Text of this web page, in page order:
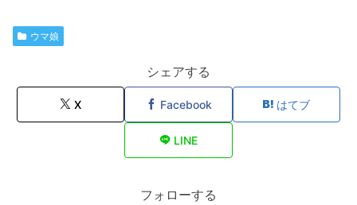
ウマ娘
シェアする
X Facebook はてブ
LINE
フォローする